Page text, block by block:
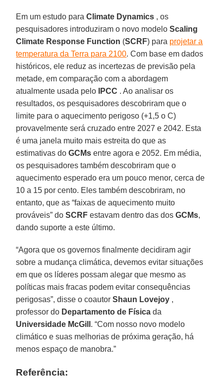
Em um estudo paraClimate Dynamics , os
pesquisadores introduziram o novo modeloScaling
Climate Response Function (SCRF) para projetar a
temperatura da Terra para 2100. Com base em dados
históricos, ele reduz as incertezas de previsão pela
metade, em comparação com a abordagem
atualmente usada pelo
IPCC . Ao analisar os
resultados, os pesquisadores descobriram que o
limite para o aquecimento perigoso (+1,5 o C)
provavelmente será cruzado entre 2027 e 2042. Esta
é uma janela muito mais estreita do que as
estimativas doGCMs entre agora e 2052. Em média,
os pesquisadores também descobriram que o
aquecimento esperado era um pouco menor, cerca de
10 a 15 por cento. Eles também descobriram, no
entanto, que as “faixas de aquecimento muito
prováveis” doSCRF estavam dentro das dosGCMs,
dando suporte a este último.
“Agora que os governos finalmente decidiram agir
sobre a mudança climática, devemos evitar situações
em que os líderes possam alegar que mesmo as
políticas mais fracas podem evitar consequências
perigosas”, disse o coautorShaun Lovejoy ,
professor do Departamento de Física da
Universidade McGill . “Com nosso novo modelo
climático e suas melhorias de próxima geração, há
menos espaço de manobra.”
Referência: